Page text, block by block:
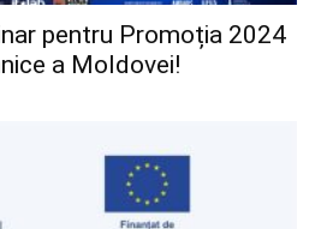
pentru Promoția 2024
a Moldovei!